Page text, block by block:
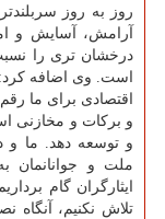
روز به روز
آرامش، آسایش و
درخشان تری را
است. وی اضافه كرد:
اقتصادی برای ما
و بركات و مخازنی
و توسعه دهد. ما و
ملت و جوانانمان
ایثارگران گام
تلاش نكنیم،